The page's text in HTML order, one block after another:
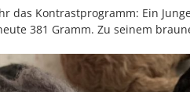
das Kontrastprogramm: Ein
381 Gramm. Zu seinem